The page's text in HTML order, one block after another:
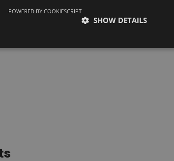
SHOW DETAILS
POWERED BY COOKIESCRIPT